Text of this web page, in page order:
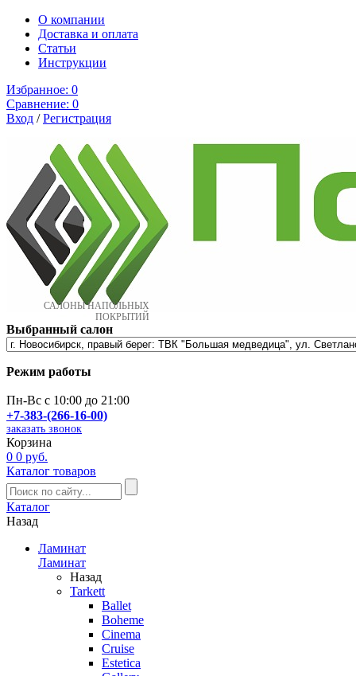
О компании
Доставка и оплата
Cтатьи
Инструкции
Избранное: 0
Сравнение: 0
Вход /Регистрация
САЛОНЫ НАПОЛЬНЫХ
ПОКРЫТИЙ
Выбранный салон
Режим работы
Пн-Вс с 10:00 до 21:00
+7-383-(266-16-00)
заказать звонок
Корзина
0 0 руб.
Каталог товаров
Каталог
Назад
Ламинат
Ламинат
Назад
Tarkett
Ballet
Boheme
Cinema
Cruise
Estetica